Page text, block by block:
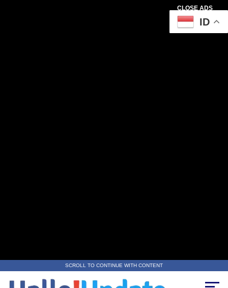
CLOSE ADS
SCROLL TO CONTINUE WITH CONTENT
ID